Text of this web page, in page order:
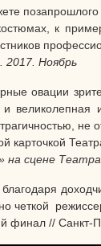
к
2017. Ноябрь
овации
не
карточкой
сцене
четкой
финал // Санкт-